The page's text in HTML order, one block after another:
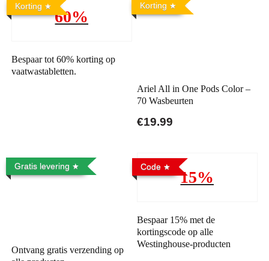
Korting
60%
Bespaar tot 60% korting op
vaatwastabletten.
Korting
Ariel All in One Pods Color –
70 Wasbeurten
€19.99
Gratis levering
Ontvang gratis verzending op
Code
15%
Bespaar 15% met de
kortingscode op alle
Westinghouse-producten